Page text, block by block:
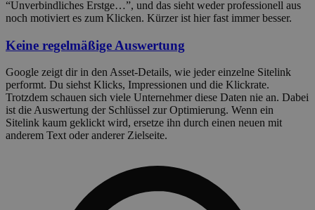
“Unverbindliches Erstge…”, und das sieht weder professionell aus
noch motiviert es zum Klicken. Kürzer ist hier fast immer besser.
Keine regelmäßige Auswertung
Google zeigt dir in den Asset-Details, wie jeder einzelne Sitelink
performt. Du siehst Klicks, Impressionen und die Klickrate.
Trotzdem schauen sich viele Unternehmer diese Daten nie an. Dabei
ist die Auswertung der Schlüssel zur Optimierung. Wenn ein
Sitelink kaum geklickt wird, ersetze ihn durch einen neuen mit
anderem Text oder anderer Zielseite.